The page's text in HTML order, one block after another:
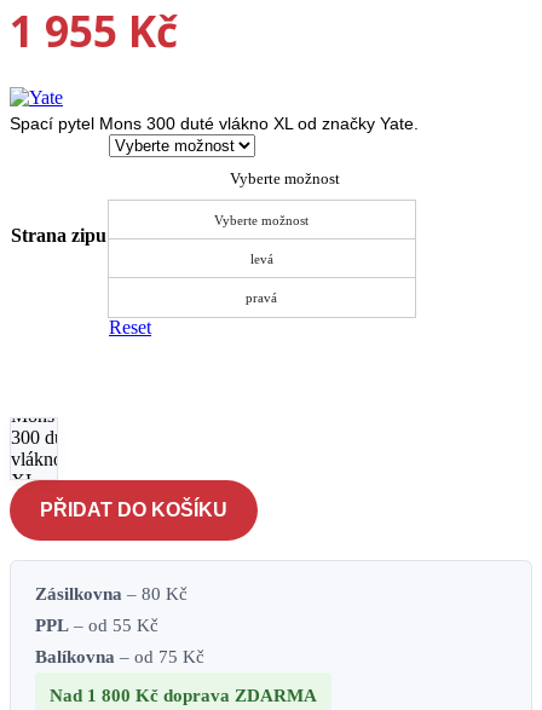
1 955 Kč
Spací pytel Mons 300 duté vlákno XL od značky Yate.
Strana zipu
Vyberte možnost
Vyberte možnost
levá
pravá
Reset
Mons
300 duté
vlákno
XL -
šedý-
zelený
množství
PŘIDAT DO KOŠÍKU
Zásilkovna – 80 Kč
PPL – od 55 Kč
Balíkovna – od 75 Kč
Nad 1 800 Kč doprava ZDARMA